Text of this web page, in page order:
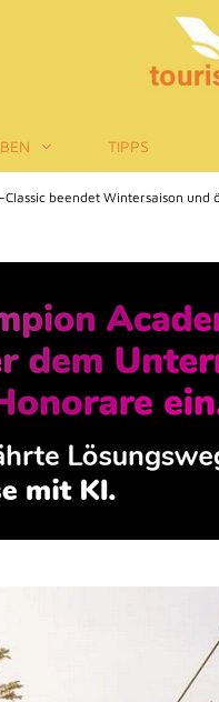
TIPPS
beendet Wintersaison